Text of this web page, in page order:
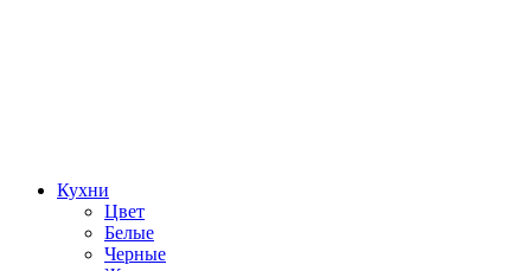
Кухни
Цвет
Белые
Черные